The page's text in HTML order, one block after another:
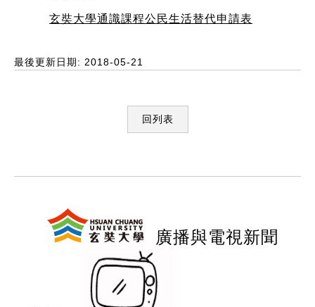
玄奘大學通識課程公民生活替代申請表
最後更新日期: 2018-05-21
回列表
廣播與電視新聞